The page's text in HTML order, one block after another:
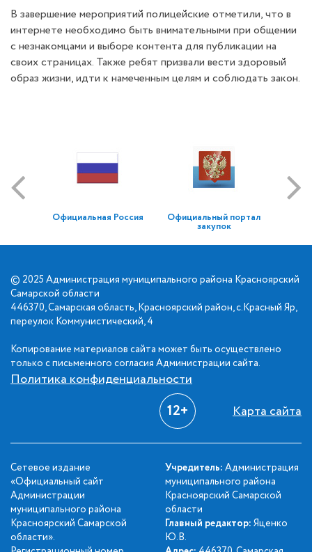
В завершение мероприятий полицейские отметили, что в
интернете необходимо быть внимательными при общении
с незнакомцами и выборе контента для публикации на
своих страницах. Также ребят призвали вести здоровый
образ жизни, идти к намеченным целям и соблюдать закон.
Официальная Россия Официальный портал
закупок
© 2025 Администрация муниципального района Красноярский
Самарской области
446370, Самарская область, Красноярский район, с.Красный Яр,
переулок Коммунистический, 4
Копирование материалов сайта может быть осуществлено
только с письменного согласия Администрации сайта.
Политика конфиденциальности
12+ Карта сайта
Сетевое издание
«Официальный сайт
Администрации
муниципального района
Красноярский Самарской
области».
Учредитель: Администрация
муниципального района
Красноярский Самарской
области
Главный редактор: Яценко
Ю.В.